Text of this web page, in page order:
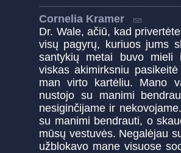
Cornelia Kramer
Dr. Wale, ačiū, kad
visų pagyrų, kuriuos jums
santykių metai buvo mieli
viskas akimirksniu
man virto kartėliu. Mano
nustojo su manimi
nesiginčijame ir
su manimi bendrauti, o
mūsų vestuvės. Negalėjau
užblokavo mane visuose